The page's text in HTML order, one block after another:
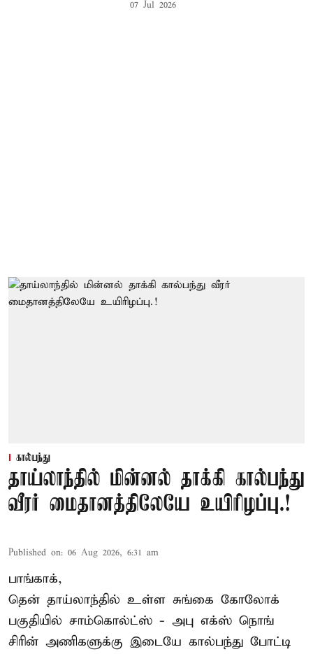
07 Jul 2026
கால்பந்து
தாய்லாந்தில் மின்னல் தாக்கி கால்பந்து
வீரர் மைதானத்திலேயே உயிரிழப்பு.!
Published on: 06 Aug 2026, 6:31 am
பாங்காக்,
தென் தாய்லாந்தில் உள்ள சுங்கை கோலோக்
பகுதியில் சாம்கொல்ட்ஸ் - அபு எக்ஸ் நொங்
சிரின் அணிகளுக்கு இடையே கால்பந்து போட்டி